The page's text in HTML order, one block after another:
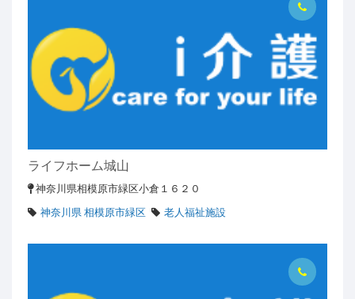
ライフホーム城山
神奈川県相模原市緑区小倉１６２０
神奈川県 相模原市緑区
老人福祉施設